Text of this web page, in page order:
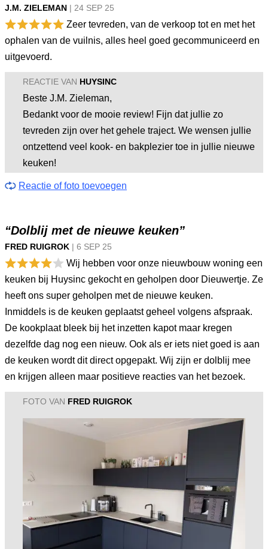
J.M. ZIELEMAN | 24 SEP 25
Zeer tevreden, van de verkoop tot en met het
ophalen van de vuilnis, alles heel goed gecommuniceerd en
uitgevoerd.
REACTIE VAN HUYSINC
Beste J.M. Zieleman,
Bedankt voor de mooie review! Fijn dat jullie zo
tevreden zijn over het gehele traject. We wensen jullie
ontzettend veel kook- en bakplezier toe in jullie nieuwe
keuken!
Reactie of foto toevoegen
“Dolblij met de nieuwe keuken”
FRED RUIGROK | 6 SEP 25
Wij hebben voor onze nieuwbouw woning een
keuken bij Huysinc gekocht en geholpen door Dieuwertje. Ze
heeft ons super geholpen met de nieuwe keuken.
Inmiddels is de keuken geplaatst geheel volgens afspraak.
De kookplaat bleek bij het inzetten kapot maar kregen
dezelfde dag nog een nieuw. Ook als er iets niet goed is aan
de keuken wordt dit direct opgepakt. Wij zijn er dolblij mee
en krijgen alleen maar positieve reacties van het bezoek.
FOTO VAN FRED RUIGROK